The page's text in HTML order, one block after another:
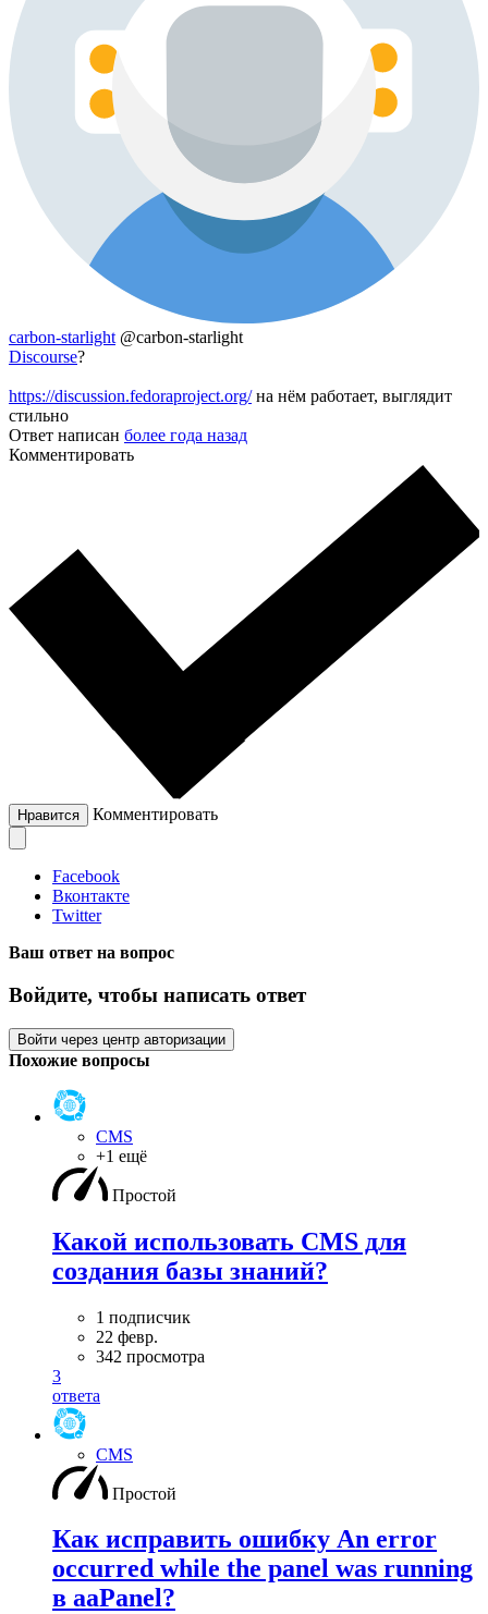
carbon-starlight @carbon-starlight
Discourse?
https://discussion.fedoraproject.org/на нём работает, выглядит
стильно
Ответ написан более года назад
Комментировать
Нравится Комментировать
Facebook
Вконтакте
Twitter
Ваш ответ на вопрос
Войдите, чтобы написать ответ
Войти через центр авторизации
Похожие вопросы
CMS
+1 ещё
Простой
Какой использовать CMS для
создания базы знаний?
1 подписчик
22 февр.
342 просмотра
3
ответа
CMS
Простой
Как исправить ошибку An error
occurred while the panel was running
в aaPanel?